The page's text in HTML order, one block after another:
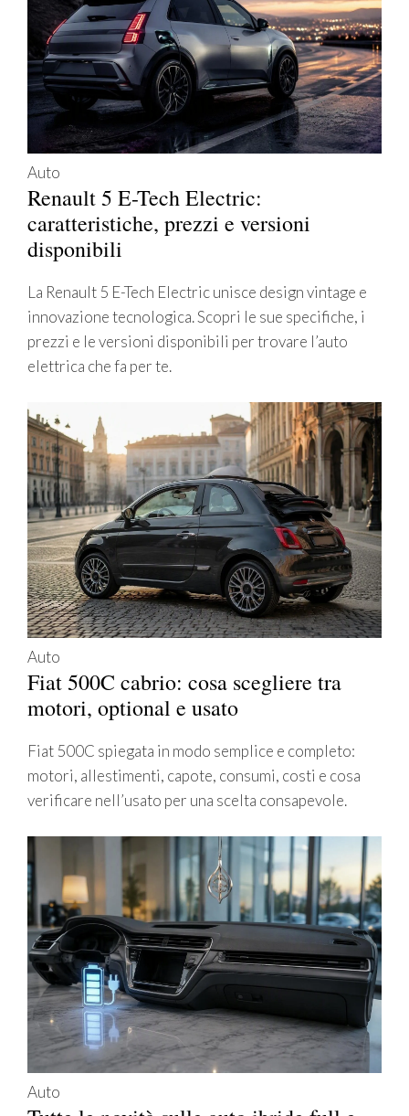
Auto
Renault 5 E-Tech Electric:
caratteristiche, prezzi e versioni
disponibili
La Renault 5 E-Tech Electric unisce design vintage e
innovazione tecnologica. Scopri le sue specifiche, i
prezzi e le versioni disponibili per trovare l’auto
elettrica che fa per te.
Auto
Fiat 500C cabrio: cosa scegliere tra
motori, optional e usato
Fiat 500C spiegata in modo semplice e completo:
motori, allestimenti, capote, consumi, costi e cosa
verificare nell’usato per una scelta consapevole.
Auto